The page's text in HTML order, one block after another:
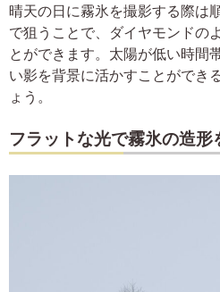
晴天の日に霧氷を撮影する際は
で狙うことで、ダイヤモンドの
とができます。太陽が低い時間
い影を背景に活かすことができ
ょう。
フラットな光で霧氷の造形